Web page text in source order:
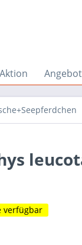
Aktion Angebot
verfügbar